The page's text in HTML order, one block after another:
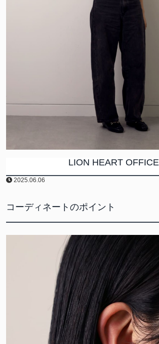
LION HEART OFFICE
2025.06.06
コーディネートのポイント